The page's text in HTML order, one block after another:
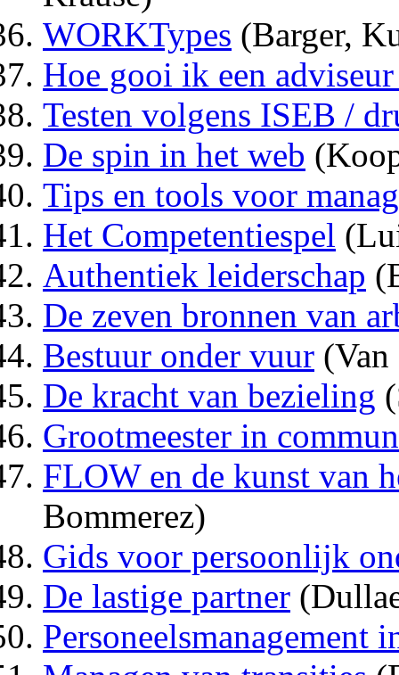
WORKTypes (Barger,
Hoe gooi ik een
Testen volgens ISEB /
De spin in het web
Tips en tools voor
Het Competentiespel
Authentiek leiderschap
De zeven bronnen van
Bestuur onder vuur
De kracht van bezieling
Grootmeester in
FLOW en de kunst van
Bommerez)
Gids voor persoonlijk
De lastige partner
Personeelsmanagement